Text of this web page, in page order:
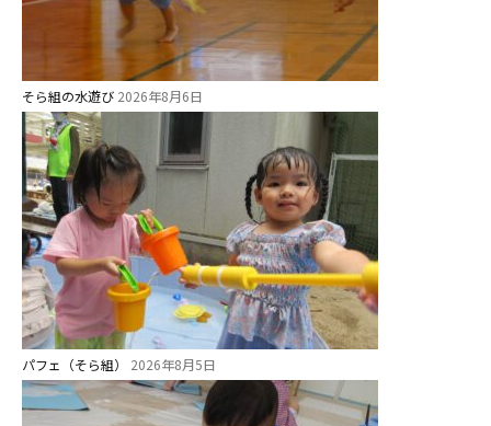
そら組の水遊び 2026年8月6日
パフェ（そら組） 2026年8月5日